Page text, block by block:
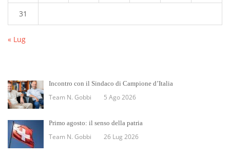
31
« Lug
Incontro con il Sindaco di Campione d’Italia
Team N. Gobbi 5 Ago 2026
Primo agosto: il senso della patria
Team N. Gobbi 26 Lug 2026